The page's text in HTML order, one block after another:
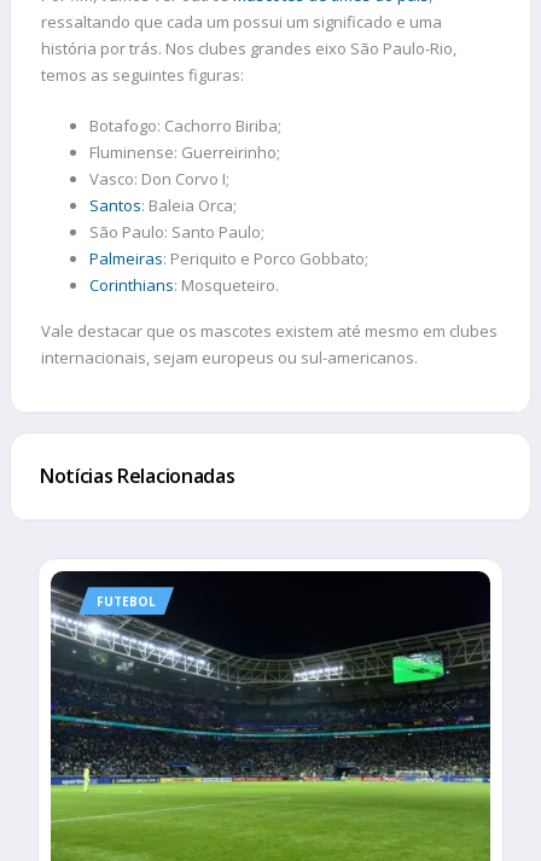
ressaltando que cada um possui um significado e uma
história por trás. Nos clubes grandes eixo São Paulo-Rio,
temos as seguintes figuras:
Botafogo: Cachorro Biriba;
Fluminense: Guerreirinho;
Vasco: Don Corvo I;
Santos: Baleia Orca;
São Paulo: Santo Paulo;
Palmeiras: Periquito e Porco Gobbato;
Corinthians: Mosqueteiro.
Vale destacar que os mascotes existem até mesmo em clubes
internacionais, sejam europeus ou sul-americanos.
Notícias Relacionadas
FUTEBOL